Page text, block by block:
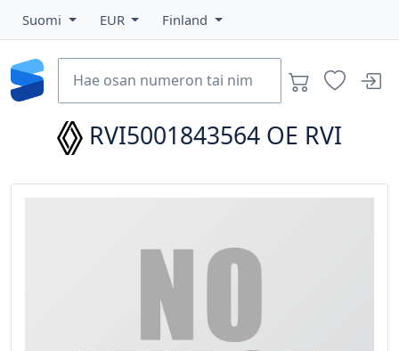
Suomi EUR Finland
RVI5001843564 OE RVI